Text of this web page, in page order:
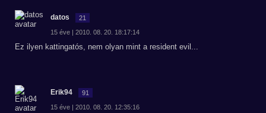
datos 21
15 éve | 2010. 08. 20. 18:17:14
Ez ilyen kattingatós, nem olyan mint a resident evil...
Erik94 91
15 éve | 2010. 08. 20. 12:35:16